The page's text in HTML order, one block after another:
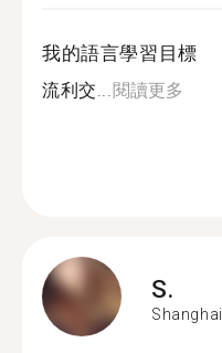
我的語言學習目標
流利交...閱讀更多
S.
Shanghai